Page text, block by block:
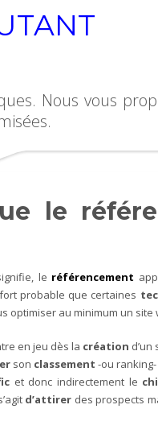
Nous vous
le
le référencement
probable que certaines
optimiser au minimum un site
en jeu dès la création
son classement-ou
et donc indirectement le
d’attirer des prospects